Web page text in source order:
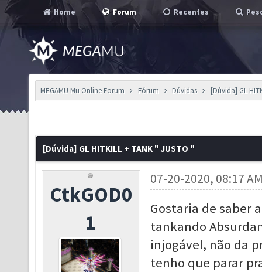
Home Forum Recentes
MEGAMU Mu Online Forum Fórum Dúvidas [Dúvida] GL
[Dúvida] GL HITKILL + TANK " JUSTO "
CtkGOD0
1
07-20-2020, 08:17
Gostaria de saber
tankando
injogável, não da
tenho que parar